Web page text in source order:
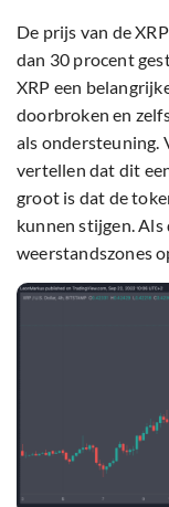
De prijs van de
dan 30 procent
XRP een
doorbroken en
als ondersteuning.
vertellen dat dit
groot is dat de
kunnen stijgen.
weerstandszones